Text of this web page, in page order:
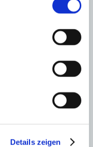
Details zeigen
und Daten, die uns vom
Richtigkeit
der Immobilie. Die
und Gestoriakosten.
“ HOMEPAGES” von